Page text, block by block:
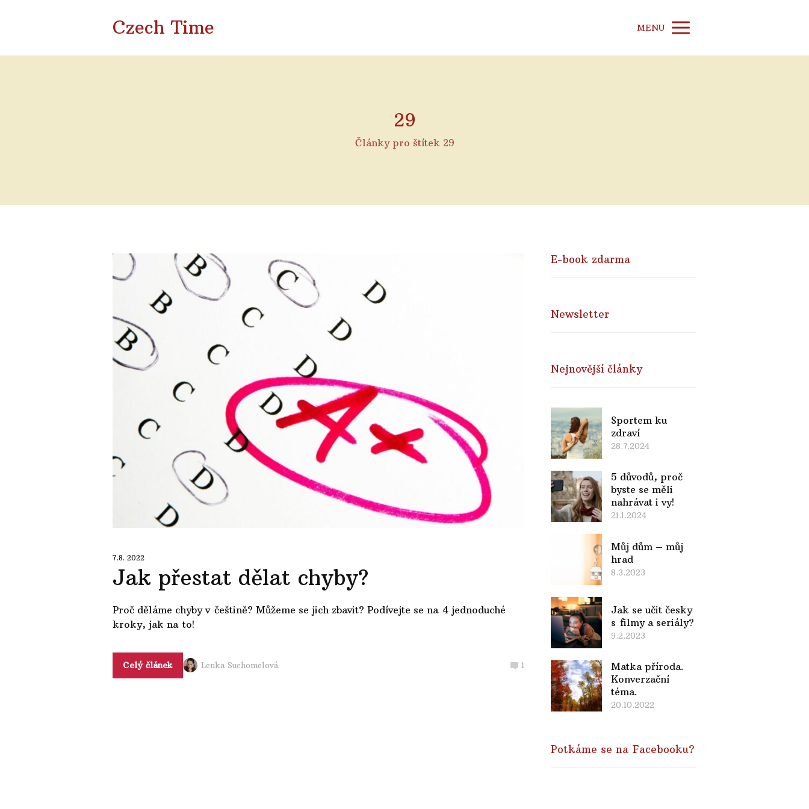
Czech Time MENU
29
Články pro štítek 29
7.8. 2022
Jak přestat dělat chyby?
Proč děláme chyby v češtině? Můžeme se jich zbavit? Podívejte se na 4 jednoduché
kroky, jak na to!
Celý článek Lenka Suchomelová 1
E-book zdarma
Newsletter
Nejnovější články
Sportem ku
zdraví
28.7.2024
5 důvodů, proč
byste se měli
nahrávat i vy!
21.1.2024
Můj dům – můj
hrad
8.3.2023
Jak se učit česky
s filmy a seriály?
9.2.2023
Matka příroda.
Konverzační
téma.
20.10.2022
Potkáme se na Facebooku?